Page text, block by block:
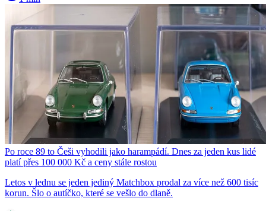
Po roce 89 to Češi vyhodili jako harampádí. Dnes za jeden kus lidé
platí přes 100 000 Kč a ceny stále rostou
Letos v lednu se jeden jediný Matchbox prodal za více než 600 tisíc
korun. Šlo o autíčko, které se vešlo do dlaně.